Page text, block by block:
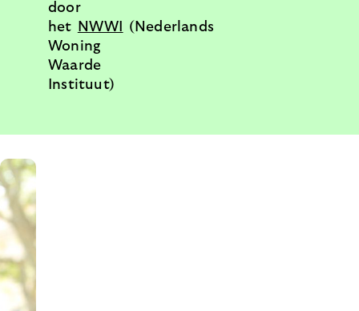
door
het
NWWI
(Nederlands
Woning
Waarde
Instituut)